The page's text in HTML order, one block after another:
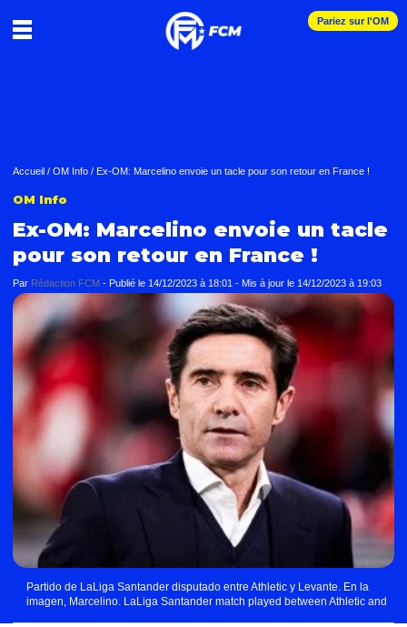
Pariez sur l'OM
Accueil / OM Info / Ex-OM: Marcelino envoie un tacle pour son retour en France !
OM Info
Ex-OM: Marcelino envoie un tacle
pour son retour en France !
Par Rédaction FCM - Publié le 14/12/2023 à 18:01 - Mis à jour le 14/12/2023 à 19:03
Partido de LaLiga Santander disputado entre Athletic y Levante. En la
imagen, Marcelino. LaLiga Santander match played between Athletic and